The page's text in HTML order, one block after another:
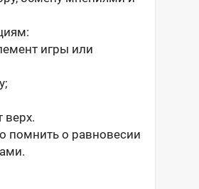
игры или
верх.
помнить о равновесии